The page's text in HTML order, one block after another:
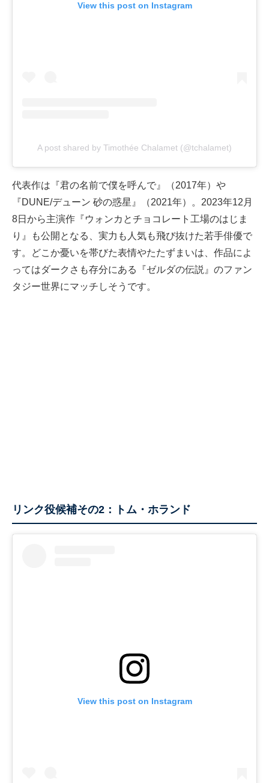
View this post on Instagram
A post shared by Timothée Chalamet (@tchalamet)
代表作は『君の名前で僕を呼んで』（2017年）や
『DUNE/デューン 砂の惑星』（2021年）。2023年12月
8日から主演作『ウォンカとチョコレート工場のはじま
り』も公開となる、実力も人気も飛び抜けた若手俳優で
す。どこか憂いを帯びた表情やたたずまいは、作品によ
ってはダークさも存分にある『ゼルダの伝説』のファン
タジー世界にマッチしそうです。
リンク役候補その2：トム・ホランド
View this post on Instagram